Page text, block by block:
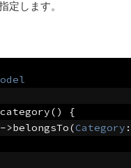
定します。
category()
{
->belongsTo(Category